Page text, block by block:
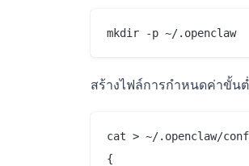
สร้างไฟล์การกำหนดค่าขั้น
cat > ~/.openclaw/
{